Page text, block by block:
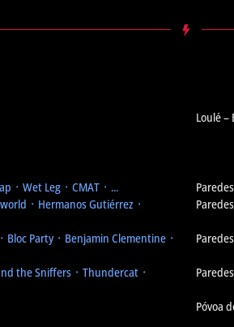
Loulé –
᛫ Wet Leg ᛫ CMAT ᛫ ...
᛫ Hermanos Gutiérrez ᛫
Bloc Party ᛫ Benjamin Clementine ᛫
the Sniffers ᛫ Thundercat ᛫
Póvoa